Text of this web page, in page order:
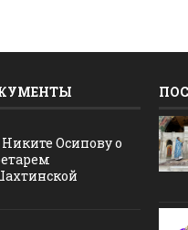
Осипову о